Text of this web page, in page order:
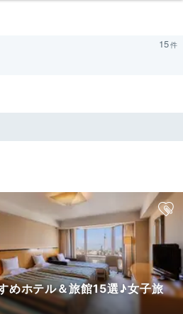
15
めホテル＆旅館15選♪女子旅